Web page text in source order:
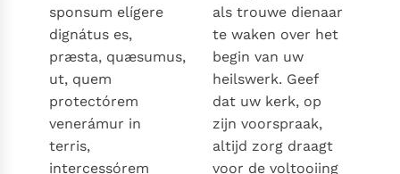
sponsum elígere
dignátus es,
præsta, quæsumus,
ut, quem
protectórem
venerámur in
terris,
intercessórem
als trouwe dienaar
te waken over het
begin van uw
heilswerk. Geef
dat uw kerk, op
zijn voorspraak,
altijd zorg draagt
voor de voltooiing